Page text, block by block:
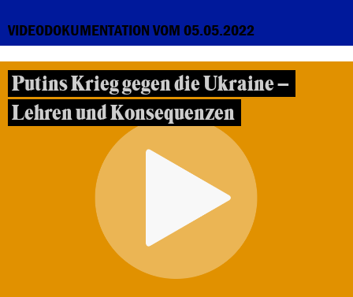
VIDEODOKUMENTATION VOM 05.05.2022
Putins Krieg gegen die Ukraine –
Lehren und Konsequenzen